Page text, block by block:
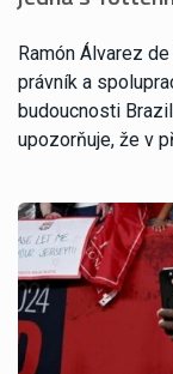
Ramón Álvarez
právník a
budoucnosti
upozorňuje, že v